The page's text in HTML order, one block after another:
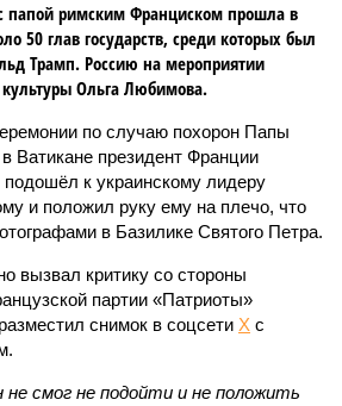
папой римским Франциском прошла в
50 глав государств, среди которых был
Трамп. Россию на мероприятии
Ольга Любимова.
по случаю похорон Папы
Ватикане президент Франции
подошёл к украинскому лидеру
и положил руку ему на плечо, что
в Базилике Святого Петра.
вызвал критику со стороны
партии «Патриоты»
разместил снимок в соцсети X с
смог не подойти и не положить